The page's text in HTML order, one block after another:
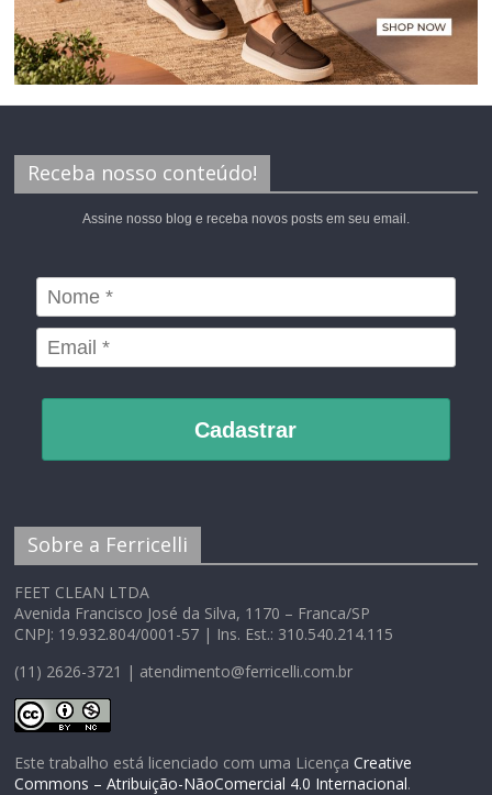
Receba nosso conteúdo!
Assine nosso blog e receba novos posts em seu email.
Cadastrar
Sobre a Ferricelli
FEET CLEAN LTDA
Avenida Francisco José da Silva, 1170 – Franca/SP
CNPJ: 19.932.804/0001-57 | Ins. Est.: 310.540.214.115
(11) 2626-3721 | atendimento@ferricelli.com.br
Este trabalho está licenciado com uma LicençaCreative
Commons – Atribuição-NãoComercial 4.0 Internacional.